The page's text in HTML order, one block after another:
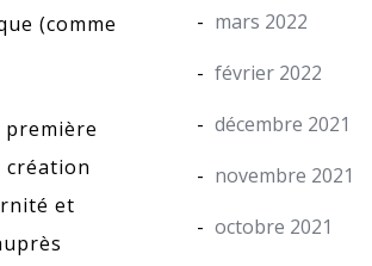
(comme
création
et
mars 2022
février 2022
décembre 2021
novembre 2021
octobre 2021